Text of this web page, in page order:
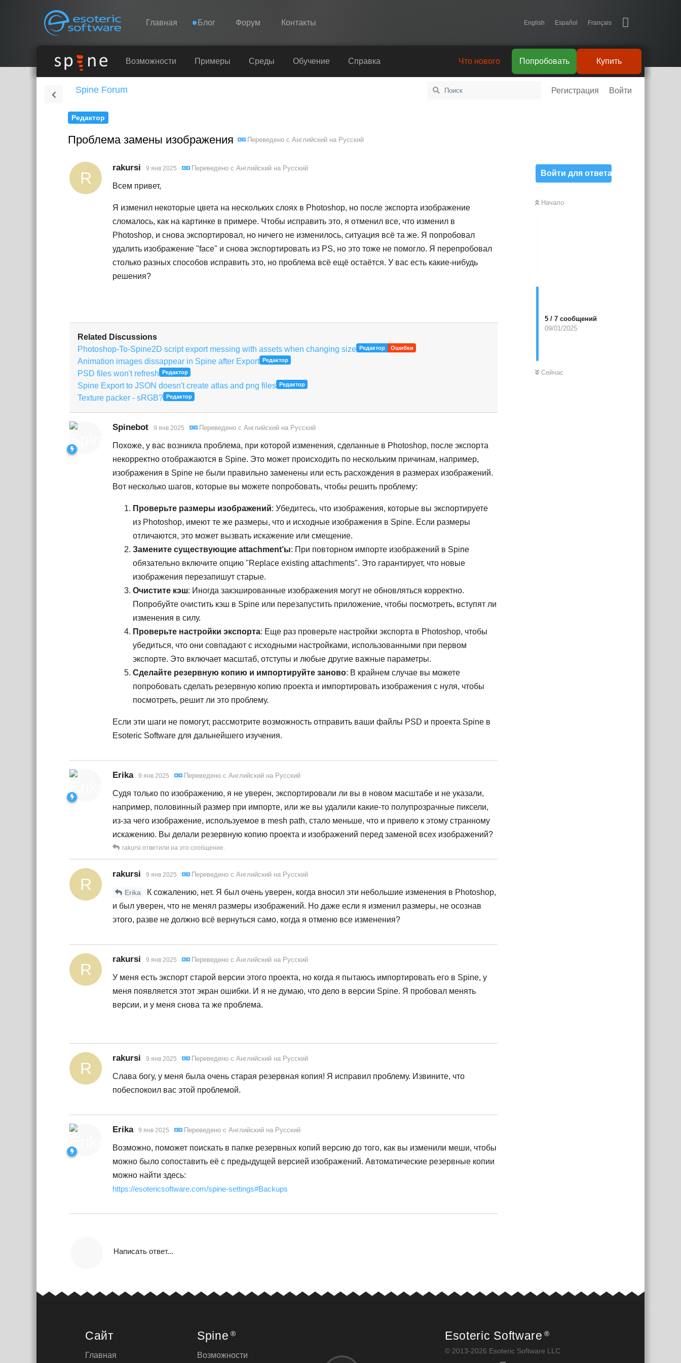
Esoteric Software
Navigation Главная Блог Форум Контакты English Español Français
Spine
Обучение
Справка
Купить
Возможности Примеры Среды Обучение Справка Купить
Попробовать
Что нового
Spine Forum Регистрация Войти
Редактор
Проблема замены изображения Переведено с Английский на Русский
Войти для ответа
Начало
5 / 7 сообщений
09/01/2025
Сейчас
R
rakursi 9 янв 2025 Переведено с Английский на Русский
Всем привет,
Я изменил некоторые цвета на нескольких слоях в Photoshop, но после экспорта изображение
сломалось, как на картинке в примере. Чтобы исправить это, я отменил все, что изменил в
Photoshop, и снова экспортировал, но ничего не изменилось, ситуация всё та же. Я попробовал
удалить изображение "face" и снова экспортировать из PS, но это тоже не помогло. Я перепробовал
столько разных способов исправить это, но проблема всё ещё остаётся. У вас есть какие-нибудь
решения?
Related Discussions
Photoshop-To-Spine2D script export messing with assets when changing size Редактор Ошибки
Animation images dissappear in Spine after Export Редактор
PSD files won't refresh Редактор
Spine Export to JSON doesn't create atlas and png files Редактор
Texture packer - sRGB? Редактор
Spinebot 9 янв 2025 Переведено с Английский на Русский
Похоже, у вас возникла проблема, при которой изменения, сделанные в Photoshop, после экспорта
некорректно отображаются в Spine. Это может происходить по нескольким причинам, например,
изображения в Spine не были правильно заменены или есть расхождения в размерах изображений.
Вот несколько шагов, которые вы можете попробовать, чтобы решить проблему:
Проверьте размеры изображений: Убедитесь, что изображения, которые вы экспортируете
из Photoshop, имеют те же размеры, что и исходные изображения в Spine. Если размеры
отличаются, это может вызвать искажение или смещение.
Замените существующие attachment’ы: При повторном импорте изображений в Spine
обязательно включите опцию "Replace existing attachments". Это гарантирует, что новые
изображения перезапишут старые.
Очистите кэш: Иногда закэшированные изображения могут не обновляться корректно.
Попробуйте очистить кэш в Spine или перезапустить приложение, чтобы посмотреть, вступят ли
изменения в силу.
Проверьте настройки экспорта: Еще раз проверьте настройки экспорта в Photoshop, чтобы
убедиться, что они совпадают с исходными настройками, использованными при первом
экспорте. Это включает масштаб, отступы и любые другие важные параметры.
Сделайте резервную копию и импортируйте заново: В крайнем случае вы можете
попробовать сделать резервную копию проекта и импортировать изображения с нуля, чтобы
посмотреть, решит ли это проблему.
Если эти шаги не помогут, рассмотрите возможность отправить ваши файлы PSD и проекта Spine в
Esoteric Software для дальнейшего изучения.
Erika 9 янв 2025 Переведено с Английский на Русский
Судя только по изображению, я не уверен, экспортировали ли вы в новом масштабе и не указали,
например, половинный размер при импорте, или же вы удалили какие-то полупрозрачные пиксели,
из-за чего изображение, используемое в mesh path, стало меньше, что и привело к этому странному
искажению. Вы делали резервную копию проекта и изображений перед заменой всех изображений?
rakursi ответили на это сообщение.
R
rakursi 9 янв 2025 Переведено с Английский на Русский
Erika
К сожалению, нет. Я был очень уверен, когда вносил эти небольшие изменения в Photoshop,
и был уверен, что не менял размеры изображений. Но даже если я изменил размеры, не осознав
этого, разве не должно всё вернуться само, когда я отменю все изменения?
R
rakursi 9 янв 2025 Переведено с Английский на Русский
У меня есть экспорт старой версии этого проекта, но когда я пытаюсь импортировать его в Spine, у
меня появляется этот экран ошибки. И я не думаю, что дело в версии Spine. Я пробовал менять
версии, и у меня снова та же проблема.
R
rakursi 9 янв 2025 Переведено с Английский на Русский
Слава богу, у меня была очень старая резервная копия! Я исправил проблему. Извините, что
побеспокоил вас этой проблемой.
Erika 9 янв 2025 Переведено с Английский на Русский
Возможно, поможет поискать в папке резервных копий версию до того, как вы изменили меши, чтобы
можно было сопоставить её с предыдущей версией изображений. Автоматические резервные копии
можно найти здесь:
https://esotericsoftware.com/spine-settings#Backups
Написать ответ...
Сайт
Главная
Spine ®
Возможности
Esoteric Software ®
© 2013-2026 Esoteric Software LLC